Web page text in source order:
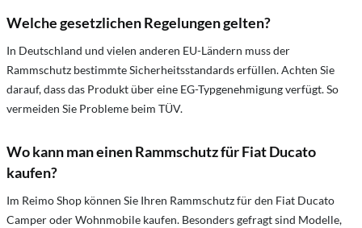
Welche gesetzlichen Regelungen gelten?
In Deutschland und vielen anderen EU-Ländern muss der
Rammschutz bestimmte Sicherheitsstandards erfüllen. Achten Sie
darauf, dass das Produkt über eine EG-Typgenehmigung verfügt. So
vermeiden Sie Probleme beim TÜV.
Wo kann man einen Rammschutz für Fiat Ducato
kaufen?
Im Reimo Shop können Sie Ihren Rammschutz für den Fiat Ducato
Camper oder Wohnmobile kaufen. Besonders gefragt sind Modelle,